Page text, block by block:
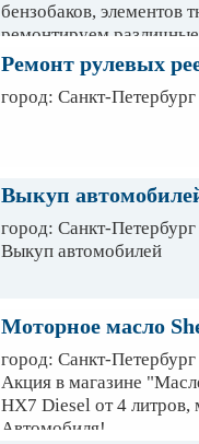
бензобаков, элементов
ремонтируем
проломы, разрывы,
автомобилей. Оценка
Мастерские находятся
Ремонт рулевых
город: Санкт-Петербург
Выкуп
город: Санкт-Петербург
Выкуп автомобилей
Моторное масло
город: Санкт-Петербург
Акция в магазине
HX7 Diesel от 4
Автомобиля!